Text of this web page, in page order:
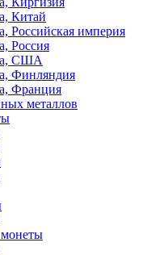
Китай
Российская империя
Россия
США
Финляндия
Франция
металлов